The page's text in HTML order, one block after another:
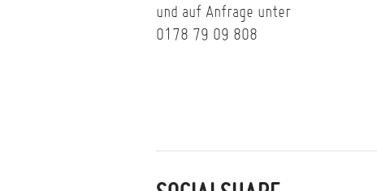
und auf Anfrage unter
0178 79 09 808